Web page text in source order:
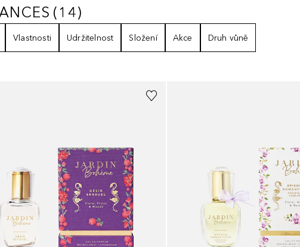
14VÝSLEDKY
(14)
Vlastnosti Udržitelnost Složení Akce Druh vůně